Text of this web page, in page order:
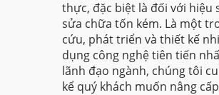
thực, đặc biệt là đối với hiệu
sửa chữa tốn kém. Là một
cứu, phát triển và thiết kế
dụng công nghệ tiên tiến
lãnh đạo ngành, chúng tôi
kể quý khách muốn nâng